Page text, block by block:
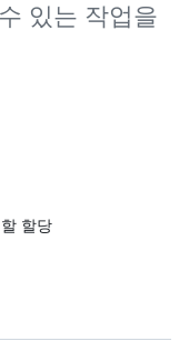
있는 작업을
할당